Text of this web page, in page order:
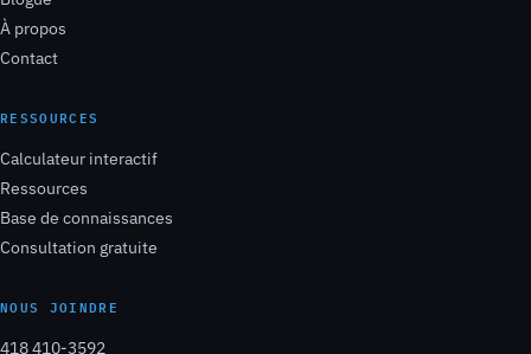
À propos
Contact
RESSOURCES
Calculateur interactif
Ressources
Base de connaissances
Consultation gratuite
NOUS JOINDRE
418 410-3592